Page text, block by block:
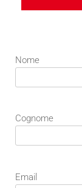
Nome
Cognome
Email